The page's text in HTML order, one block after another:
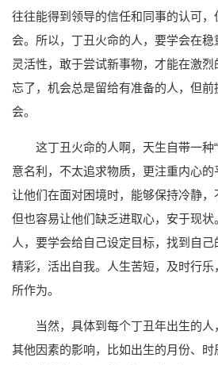
往往能得到领导的信任和同事的认可
会。所以，丁丑火命的人，要学会在
灵活性，敢于尝试新事物，才能在激烈
忘了，机会总是留给有准备的人，但
会。
这丁丑火命的人啊，天生自带一种
意名利，不太追求物质，更注重内心
让他们在面对困境时，能够保持冷静，
但也容易让他们缺乏进取心，安于现
人，要学会给自己设定目标，找到自
精彩，活出自我。人生苦短，及时行
所作为。
当然，具体到每个丁丑年出生的人
其他因素的影响，比如出生的月份、